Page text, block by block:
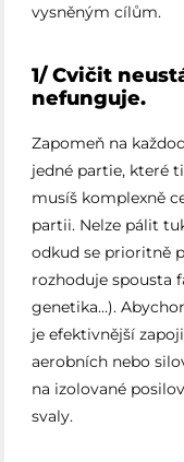
vysněným cílům.
1/ Cvičit
nefunguje.
Zapomeň na
jedné partie, které
musíš komplexně
partii. Nelze pálit
odkud se prioritně
rozhoduje spousta
genetika…).
je efektivnější
aerobních nebo
na izolované
svaly.